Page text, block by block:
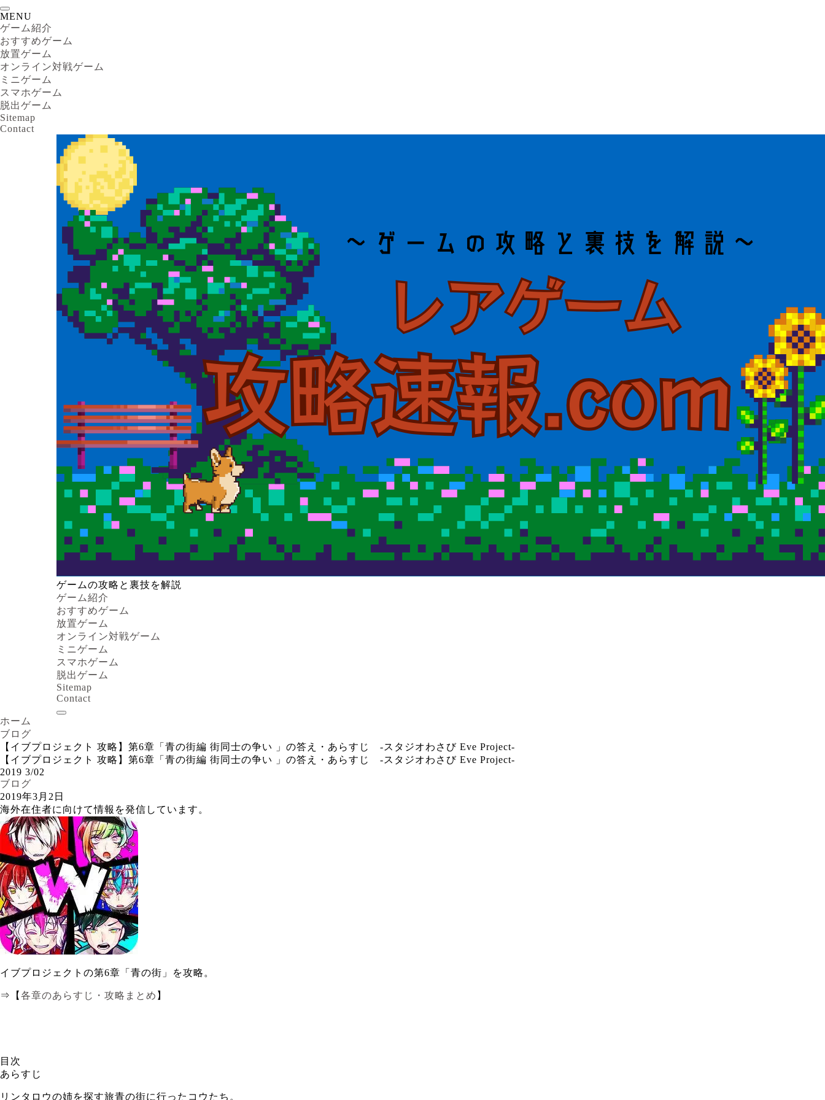
MENU
ゲーム紹介
おすすめゲーム
放置ゲーム
オンライン対戦ゲーム
ミニゲーム
スマホゲーム
脱出ゲーム
Sitemap
Contact
ゲームの攻略と裏技を解説
ゲーム紹介
おすすめゲーム
放置ゲーム
オンライン対戦ゲーム
ミニゲーム
スマホゲーム
脱出ゲーム
Sitemap
Contact
ホーム
ブログ
【イブプロジェクト 攻略】第6章「青の街編 街同士の争い 」の答え・あらすじ -スタジオわさび Eve Project-
【イブプロジェクト 攻略】第6章「青の街編 街同士の争い 」の答え・あらすじ -スタジオわさび Eve Project-
2019 3/02
ブログ
2019年3月2日
海外在住者に向けて情報を発信しています。
イブプロジェクトの第6章「青の街」を攻略。
⇒【 各章のあらすじ・攻略まとめ 】
目次
あらすじ
リンタロウの姉を探す旅青の街に行ったコウたち。